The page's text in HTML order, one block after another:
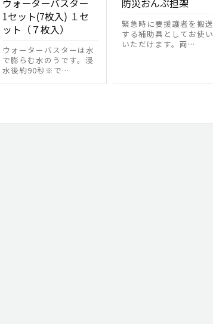
ウォーターバスター
1セット(7枚入) １セ
ット（７枚入）
ウォーターバスターは水
で膨らむ水のうです。浸
水後約90秒※で…
防災おんぶ担架
緊急時に要援護者を搬送
する補助具としてお使い
いただけます。両…